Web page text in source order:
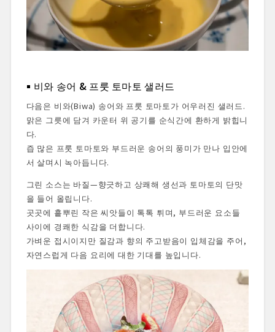
비와 송어 & 프룻 토마토 샐러드
다음은 비와(Biwa) 송어와 프룻 토마토가 어우러진 샐러드.
맑은 그릇에 담겨 카운터 위 공기를 순식간에 환하게 밝힙니
다.
즙 많은 프룻 토마토와 부드러운 송어의 풍미가 만나 입안에
서 살며시 녹아듭니다.
그린 소스는 바질—향긋하고 상쾌해 생선과 토마토의 단맛
을 들어 올립니다.
곳곳에 흩뿌린 작은 씨앗들이 톡톡 튀며, 부드러운 요소들
사이에 경쾌한 식감을 더합니다.
가벼운 접시이지만 질감과 향의 주고받음이 입체감을 주어,
자연스럽게 다음 요리에 대한 기대를 높입니다.